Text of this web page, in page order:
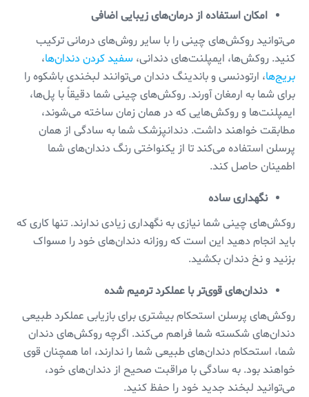
امکان استفاده از درمان‌های زیبایی اضافی
می‌توانید روکش‌های چینی را با سایر روش‌های درمانی ترکیب
کنید. روکش‌ها، ایمپلنت‌های دندانی، سفید کردن دندان‌ها،
بریج‌ها، ارتودنسی و باندینگ دندان می‌توانند لبخندی باشکوه را
برای شما به ارمغان آورند. روکش‌های چینی شما دقیقاً با پل‌ها،
ایمپلنت‌ها و روکش‌هایی که در همان زمان ساخته می‌شوند،
مطابقت خواهند داشت. دندانپزشک شما به سادگی از همان
پرسلن استفاده می‌کند تا از یکنواختی رنگ دندان‌های شما
اطمینان حاصل کند.
نگهداری ساده
روکش‌های چینی شما نیازی به نگهداری زیادی ندارند. تنها کاری که
باید انجام دهید این است که روزانه دندان‌های خود را مسواک
بزنید و نخ دندان بکشید.
دندان‌های قوی‌تر با عملکرد ترمیم شده
روکش‌های پرسلن استحکام بیشتری برای بازیابی عملکرد طبیعی
دندان‌های شکسته شما فراهم می‌کند. اگرچه روکش‌های دندان
شما، استحکام دندان‌های طبیعی شما را ندارند، اما همچنان قوی
خواهند بود. به سادگی با مراقبت صحیح از دندان‌های خود،
می‌توانید لبخند جدید خود را حفظ کنید.